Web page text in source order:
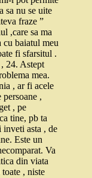
sa nu se uite
fraze ”
,care sa ma
cu baiatul meu
fi sfarsitul .
24. Astept
mea.
, ar fi acele
,
, pe
tine, pb ta
inveti asta , de
Este un
Va
din viata
, niste